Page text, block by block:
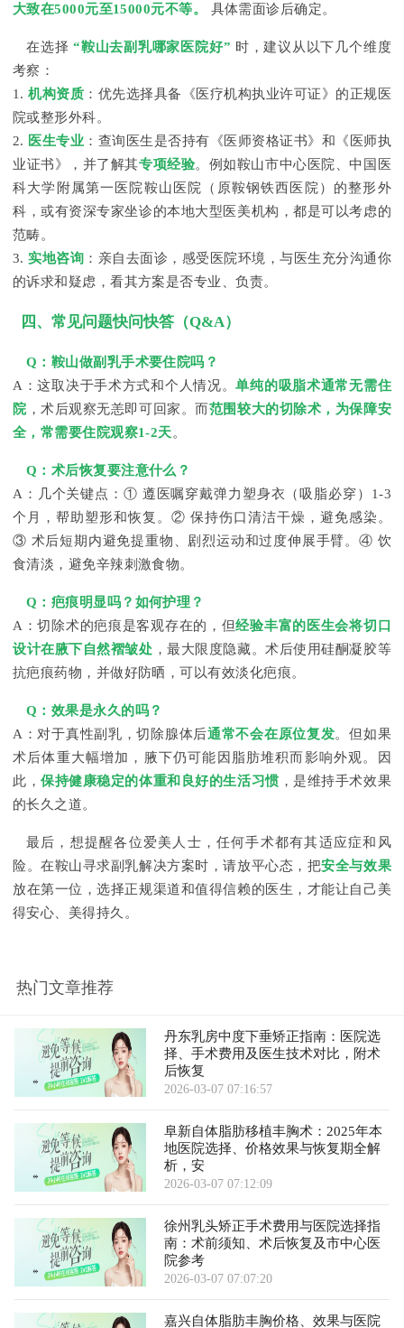
大致在5000元至15000元不等。
具体需面诊后确定。
在选择“鞍山去副乳哪家医院好” 时，建议从以下几个维度
考察：
1.机构资质 ：优先选择具备《医疗机构执业许可证》的正规医
院或整形外科。
2. 医生专业 ：查询医生是否持有《医师资格证书》和《医师执
业证书》，并了解其专项经验。例如鞍山市中心医院、中国医
科大学附属第一医院鞍山医院（原鞍钢铁西医院）的整形外
科，或有资深专家坐诊的本地大型医美机构，都是可以考虑的
范畴。
3.实地咨询 ：亲自去面诊，感受医院环境，与医生充分沟通你
的诉求和疑虑，看其方案是否专业、负责。
四、常见问题快问快答（Q&A）
Q：鞍山做副乳手术要住院吗？
A：这取决于手术方式和个人情况。单纯的吸脂术通常无需住
院，术后观察无恙即可回家。而范围较大的切除术，为保障安
全，常需要住院观察1-2天。
Q：术后恢复要注意什么？
A：几个关键点：① 遵医嘱穿戴弹力塑身衣（吸脂必穿）1-3
个月，帮助塑形和恢复。② 保持伤口清洁干燥，避免感染。
③ 术后短期内避免提重物、剧烈运动和过度伸展手臂。④ 饮
食清淡，避免辛辣刺激食物。
Q：疤痕明显吗？如何护理？
A：切除术的疤痕是客观存在的，但经验丰富的医生会将切口
设计在腋下自然褶皱处 ，最大限度隐藏。术后使用硅酮凝胶等
抗疤痕药物，并做好防晒，可以有效淡化疤痕。
Q：效果是永久的吗？
A：对于真性副乳，切除腺体后通常不会在原位复发。但如果
术后体重大幅增加，腋下仍可能因脂肪堆积而影响外观。因
此，保持健康稳定的体重和良好的生活习惯 ，是维持手术效果
的长久之道。
最后，想提醒各位爱美人士，任何手术都有其适应症和风
险。在鞍山寻求副乳解决方案时，请放平心态，把安全与效果
放在第一位，选择正规渠道和值得信赖的医生，才能让自己美
得安心、美得持久。
热门文章推荐
丹东乳房中度下垂矫正指南：医院选
择、手术费用及医生技术对比，附术
后恢复
2026-03-07 07:16:57
阜新自体脂肪移植丰胸术：2025年本
地医院选择、价格效果与恢复期全解
析，安
2026-03-07 07:12:09
徐州乳头矫正手术费用与医院选择指
南：术前须知、术后恢复及市中心医
院参考
2026-03-07 07:07:20
嘉兴自体脂肪丰胸价格、效果与医院